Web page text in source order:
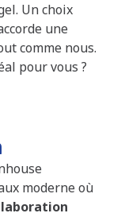
Un choix
une
comme nous.
pour vous ?
moderne où